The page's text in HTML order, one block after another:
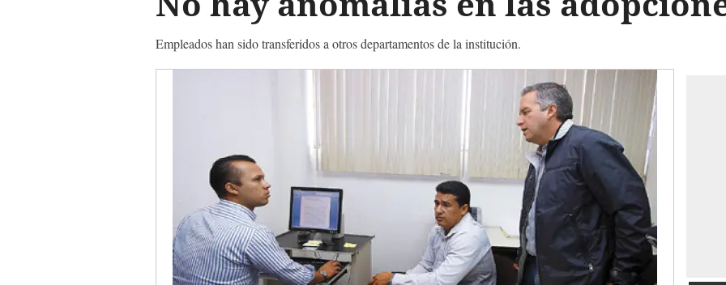
Empleados han sido transferidos a otros departamentos de la institución.